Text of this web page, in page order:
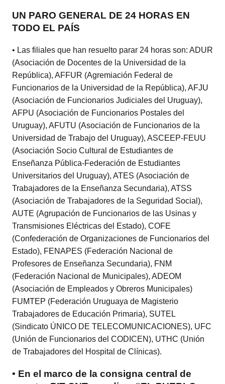
UN PARO GENERAL DE 24 HORAS EN
TODO EL PAÍS
• Las filiales que han resuelto parar 24 horas son: ADUR
(Asociación de Docentes de la Universidad de la
República), AFFUR (Agremiación Federal de
Funcionarios de la Universidad de la República), AFJU
(Asociación de Funcionarios Judiciales del Uruguay),
AFPU (Asociación de Funcionarios Postales del
Uruguay), AFUTU (Asociación de Funcionarios de la
Universidad de Trabajo del Uruguay), ASCEEP-FEUU
(Asociación Socio Cultural de Estudiantes de
Enseñanza Pública-Federación de Estudiantes
Universitarios del Uruguay), ATES (Asociación de
Trabajadores de la Enseñanza Secundaria), ATSS
(Asociación de Trabajadores de la Seguridad Social),
AUTE (Agrupación de Funcionarios de las Usinas y
Transmisiones Eléctricas del Estado), COFE
(Confederación de Organizaciones de Funcionarios del
Estado), FENAPES (Federación Nacional de
Profesores de Enseñanza Secundaria), FNM
(Federación Nacional de Municipales), ADEOM
(Asociación de Empleados y Obreros Municipales)
FUMTEP (Federación Uruguaya de Magisterio
Trabajadores de Educación Primaria), SUTEL
(Sindicato ÚNICO DE TELECOMUNICACIONES), UFC
(Unión de Funcionarios del CODICEN), UTHC (Unión
de Trabajadores del Hospital de Clínicas).
• En el marco de la consigna central de